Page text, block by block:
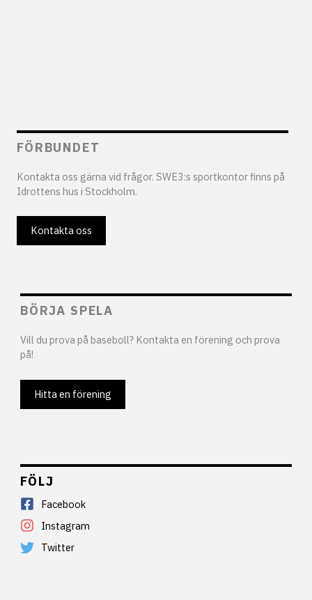
FÖRBUNDET
Kontakta oss gärna vid frågor. SWE3:s sportkontor finns på
Idrottens hus i Stockholm.
Kontakta oss
BÖRJA SPELA
Vill du prova på baseboll? Kontakta en förening och prova
på!
Hitta en förening
FÖLJ
Facebook
Instagram
Twitter